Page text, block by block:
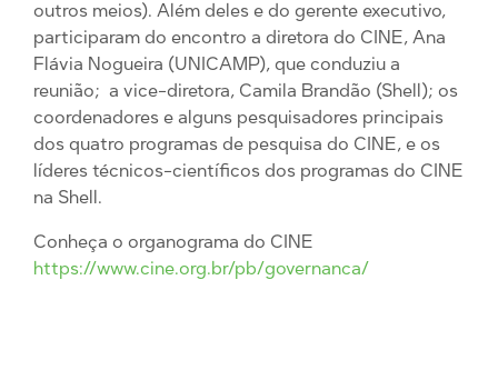
outros meios). Além deles e do gerente executivo,
participaram do encontro a diretora do CINE, Ana
Flávia Nogueira (UNICAMP), que conduziu a
reunião; a vice-diretora, Camila Brandão (Shell); os
coordenadores e alguns pesquisadores principais
dos quatro programas de pesquisa do CINE, e os
líderes técnicos-científicos dos programas do CINE
na Shell.
Conheça o organograma do CINE
https://www.cine.org.br/pb/governanca/